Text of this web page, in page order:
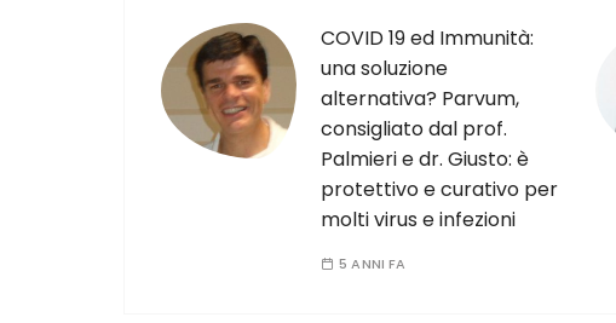
COVID 19 ed Immunità:
una soluzione
alternativa? Parvum,
consigliato dal prof.
Palmieri e dr. Giusto: è
protettivo e curativo per
molti virus e infezioni
5 ANNI FA